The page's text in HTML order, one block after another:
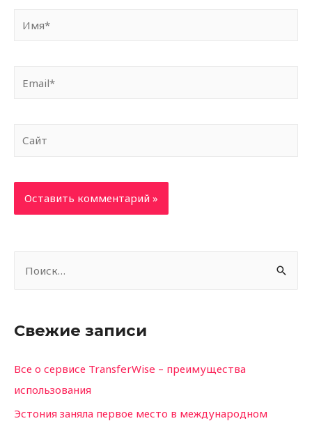
Свежие записи
Все о сервисе TransferWise – преимущества
использования
Эстония заняла первое место в международном